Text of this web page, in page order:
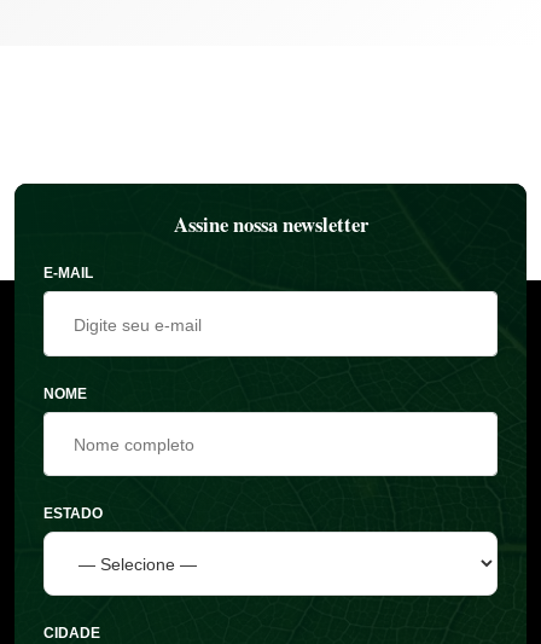
Assine nossa newsletter
E-MAIL
NOME
ESTADO
CIDADE